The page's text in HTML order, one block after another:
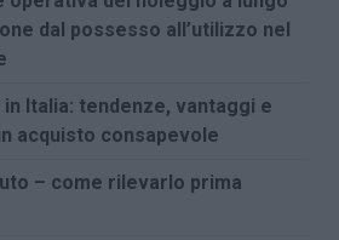
dal possesso all’utilizzo nel
Italia: tendenze, vantaggi e
acquisto consapevole
– come rilevarlo prima